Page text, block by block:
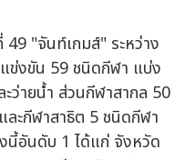
"จันท์เกมส์" ระหว่าง
ข่งขัน 59 ชนิดกีฬา แบ่ง
ว่ายน้ำ ส่วนกีฬาสากล 50
ะกีฬาสาธิต 5 ชนิดกีฬา
นี้อันดับ 1 ได้แก่ จังหวัด